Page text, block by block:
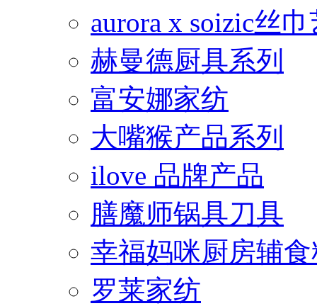
aurora x soizic丝
赫曼德厨具系列
富安娜家纺
大嘴猴产品系列
ilove 品牌产品
膳魔师锅具刀具
幸福妈咪厨房辅
罗莱家纺